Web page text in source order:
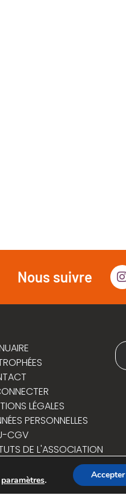
Nous suivre
LÉGALES
PERSONNELLES
CGV
DE L'ASSOCIATION
paramètres. Accepter